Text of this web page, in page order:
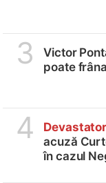
3
Victor
poate
4
acuză
în cazul